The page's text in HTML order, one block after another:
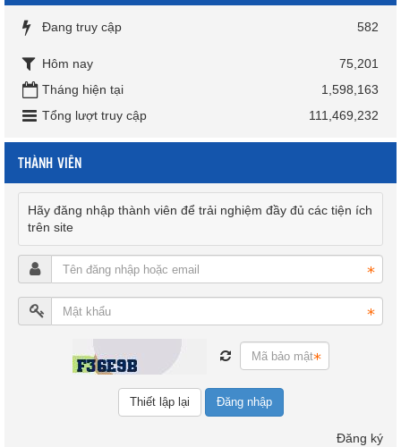
Đang truy cập 582
Hôm nay
75,201
Tháng hiện tại
1,598,163
Tổng lượt truy cập
111,469,232
THÀNH VIÊN
Hãy đăng nhập thành viên để trải nghiệm đầy đủ các tiện ích
trên site
Đăng nhập
Đăng ký